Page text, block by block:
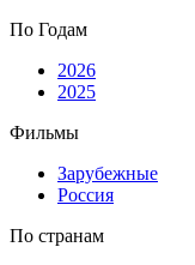
По Годам
2026
2025
Фильмы
Зарубежные
Россия
По странам